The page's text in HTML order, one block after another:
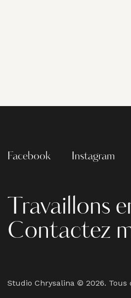
Facebook Instagram
Travaillons
Contactez
Studio Chrysalina © 2026. Tous